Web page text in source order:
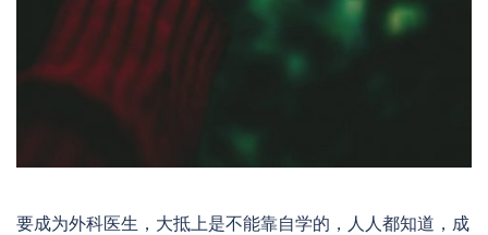
要成为外科医生，大抵上是不能靠自学的，人人都知道，成